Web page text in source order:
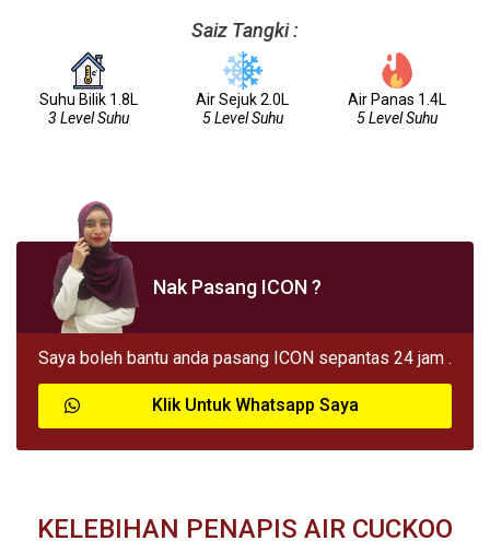
Saiz Tangki :
Suhu Bilik 1.8L
3 Level Suhu
Air Sejuk 2.0L
5 Level Suhu
Air Panas 1.4L
5 Level Suhu
Nak Pasang ICON ?
Saya boleh bantu anda pasang ICON sepantas 24 jam .
Klik Untuk Whatsapp Saya
KELEBIHAN PENAPIS AIR CUCKOO